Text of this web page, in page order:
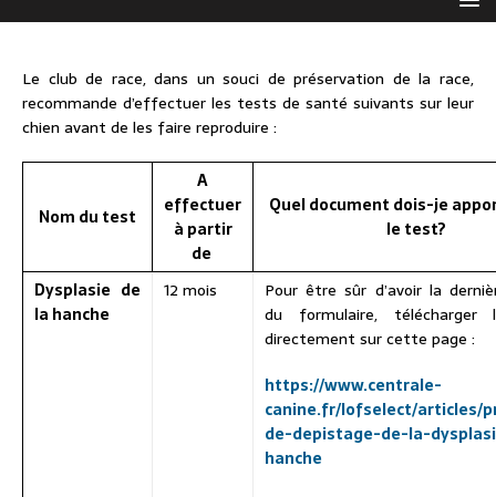
Le club de race, dans un souci de préservation de la race,
recommande d’effectuer les tests de santé suivants sur leur
chien avant de les faire reproduire :
Nom du test
A
effectuer
à partir
de
Quel document dois-je
le test?
Dysplasie de
la hanche
12 mois
Pour être sûr d’avoir la
du formulaire, télécharger
directement sur cette page :
https://www.centrale-
canine.fr/lofselect/articles/
de-depistage-de-la-
hanche